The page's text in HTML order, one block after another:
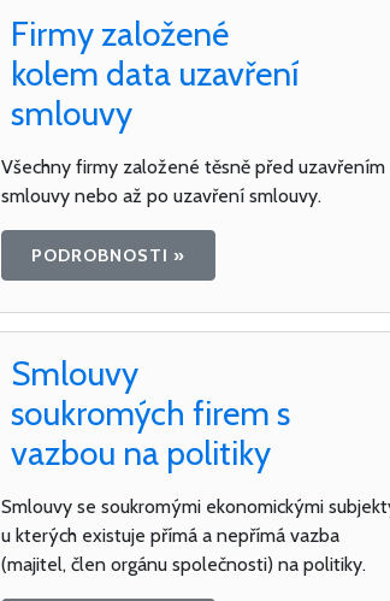
Firmy založené
kolem data uzavření
smlouvy
Všechny firmy založené těsně před uzavřením
smlouvy nebo až po uzavření smlouvy.
PODROBNOSTI »
Smlouvy
soukromých firem s
vazbou na politiky
Smlouvy se soukromými ekonomickými
u kterých existuje přímá a nepřímá vazba
(majitel, člen orgánu společnosti) na politiky.